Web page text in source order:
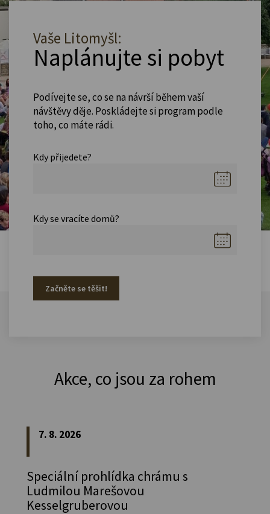
Vaše Litomyšl:
Naplánujte si pobyt
Podívejte se, co se na návrší během vaší
návštěvy děje. Poskládejte si program podle
toho, co máte rádi.
Kdy přijedete?
Kdy se vracíte domů?
Začněte se těšit!
Akce, co jsou za rohem
7. 8. 2026
Speciální prohlídka chrámu s
Ludmilou Marešovou
Kesselgruberovou